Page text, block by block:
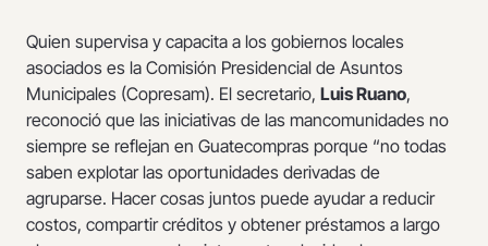
Quien supervisa y capacita a los gobiernos locales
asociados es la Comisión Presidencial de Asuntos
Municipales (Copresam). El secretario, Luis Ruano,
reconoció que las iniciativas de las mancomunidades no
siempre se reflejan en Guatecompras porque “no todas
saben explotar las oportunidades derivadas de
agruparse. Hacer cosas juntos puede ayudar a reducir
costos, compartir créditos y obtener préstamos a largo